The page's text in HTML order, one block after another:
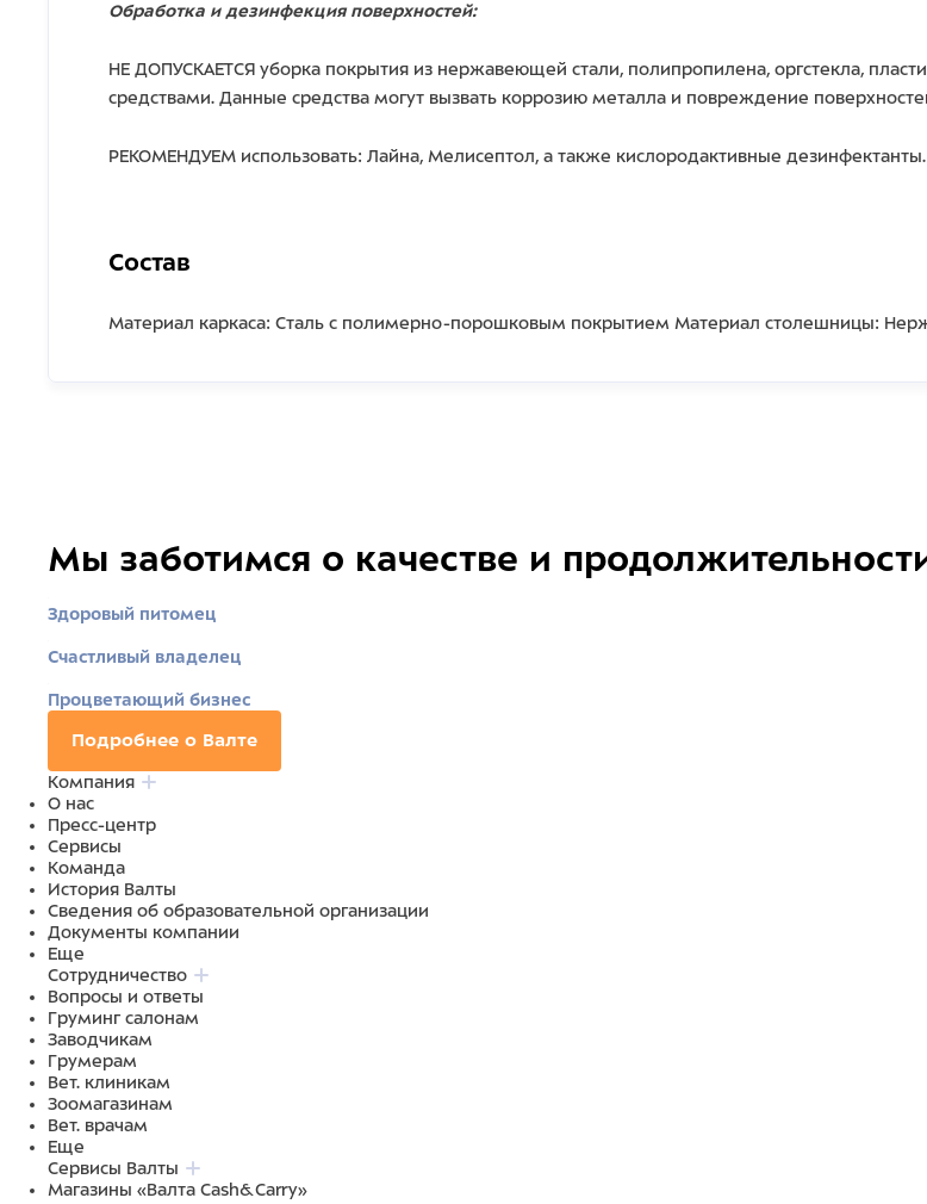
Обработка и дезинфекция поверхностей:
НЕ ДОПУСКАЕТСЯ уборка покрытия из нержавеющей стали, полипропилена, оргстекла,
средствами. Данные средства могут вызвать коррозию металла и повреждение
РЕКОМЕНДУЕМ использовать: Лайна, Мелисептол, а также кислородактивные дезинфектанты.
Состав
Материал каркаса: Сталь с полимерно-порошковым покрытием Материал столешницы:
Мы заботимся о качестве и
Здоровый питомец
Счастливый владелец
Процветающий бизнес
Подробнее о Валте
Компания
О нас
Пресс-центр
Сервисы
Команда
История Валты
Сведения об образовательной организации
Документы компании
Еще
Сотрудничество
Вопросы и ответы
Груминг салонам
Заводчикам
Грумерам
Вет. клиникам
Зоомагазинам
Вет. врачам
Еще
Сервисы Валты
Магазины «Валта Cash&Carry»